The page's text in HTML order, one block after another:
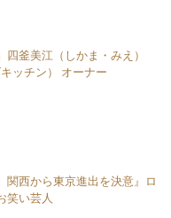
四釜美江（しかま・みえ）
ッチン） オーナー
関西から東京進出を決意』ロ
笑い芸人